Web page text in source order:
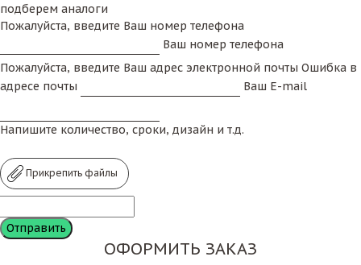
подберем аналоги
Пожалуйста, введите Ваш номер телефона
Ваш номер телефона
Пожалуйста, введите Ваш адрес электронной почты Ошибка в
адресе почты
Ваш E-mail
Напишите количество, сроки, дизайн и т.д.
Прикрепить файлы
ОФОРМИТЬ ЗАКАЗ